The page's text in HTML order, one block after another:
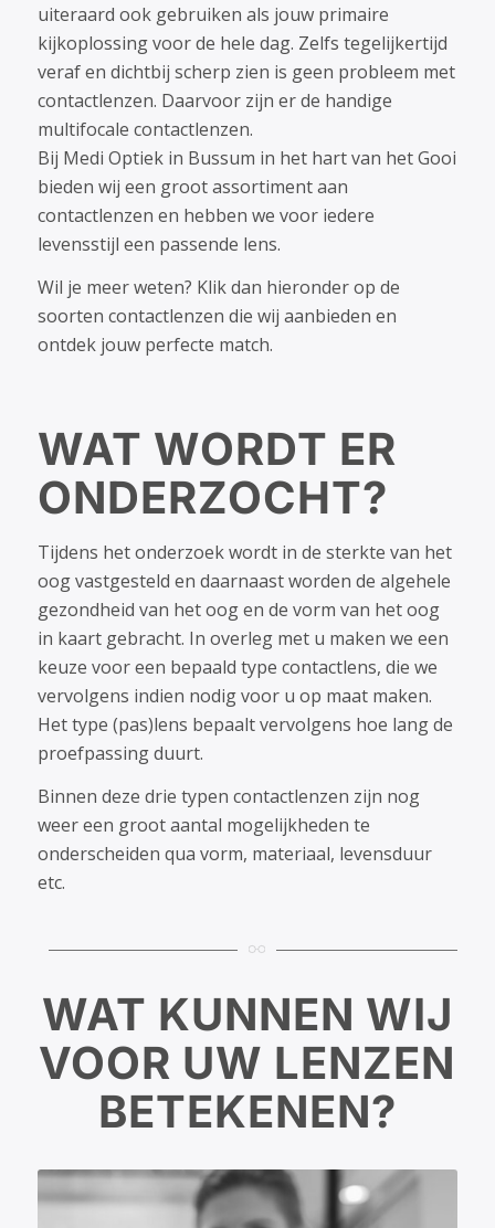
uiteraard ook gebruiken als jouw primaire
kijkoplossing voor de hele dag. Zelfs tegelijkertijd
veraf en dichtbij scherp zien is geen probleem met
contactlenzen. Daarvoor zijn er de handige
multifocale contactlenzen.
Bij Medi Optiek in Bussum in het hart van het Gooi
bieden wij een groot assortiment aan
contactlenzen en hebben we voor iedere
levensstijl een passende lens.
Wil je meer weten? Klik dan hieronder op de
soorten contactlenzen die wij aanbieden en
ontdek jouw perfecte match.
WAT WORDT ER
ONDERZOCHT?
Tijdens het onderzoek wordt in de sterkte van het
oog vastgesteld en daarnaast worden de algehele
gezondheid van het oog en de vorm van het oog
in kaart gebracht. In overleg met u maken we een
keuze voor een bepaald type contactlens, die we
vervolgens indien nodig voor u op maat maken.
Het type (pas)lens bepaalt vervolgens hoe lang de
proefpassing duurt.
Binnen deze drie typen contactlenzen zijn nog
weer een groot aantal mogelijkheden te
onderscheiden qua vorm, materiaal, levensduur
etc.
WAT KUNNEN WIJ
VOOR UW LENZEN
BETEKENEN?